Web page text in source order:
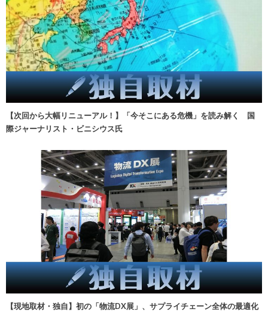
【次回から大幅リニューアル！】「今そこにある危機」を読み解く 国
際ジャーナリスト・ビニシウス氏
【現地取材・独自】初の「物流DX展」、サプライチェーン全体の最適化